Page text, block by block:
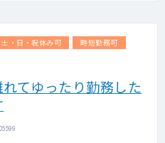
土・日・祝休み可
時短勤務可
れてゆったり勤務した